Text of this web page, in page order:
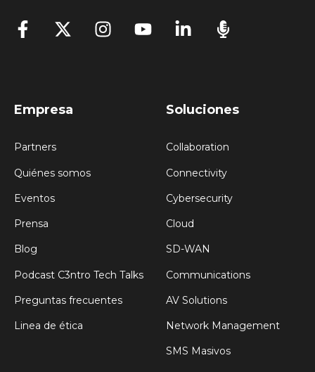
Empresa
Partners
Quiénes somos
Eventos
Prensa
Blog
Podcast C3ntro Tech Talks
Preguntas frecuentes
Linea de ética
Soluciones
Collaboration
Connectivity
Cybersecurity
Cloud
SD-WAN
Communications
AV Solutions
Network Management
SMS Masivos